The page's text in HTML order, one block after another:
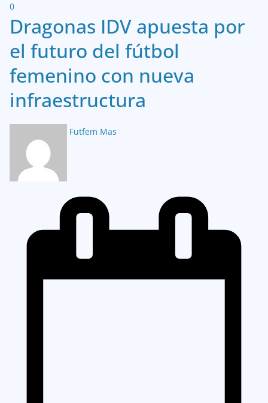
0
Dragonas IDV apuesta por
el futuro del fútbol
femenino con nueva
infraestructura
Futfem Mas